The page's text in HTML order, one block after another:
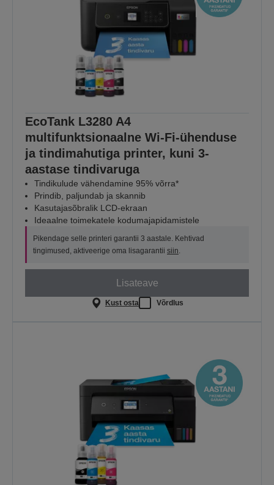
EcoTank L3280 A4
multifunktsionaalne Wi-Fi-ühenduse
ja tindimahutiga printer, kuni 3-
aastase tindivaruga
Tindikulude vähendamine 95% võrra*
Prindib, paljundab ja skannib
Kasutajasõbralik LCD-ekraan
Ideaalne toimekatele kodumajapidamistele
Pikendage selle printeri garantii 3 aastale. Kehtivad
tingimused, aktiveerige oma lisagarantii siin.
Lisateave
Kust osta Võrdlus